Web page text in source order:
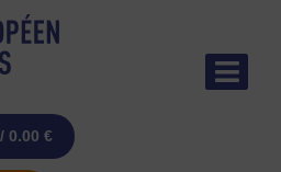
0.00 €